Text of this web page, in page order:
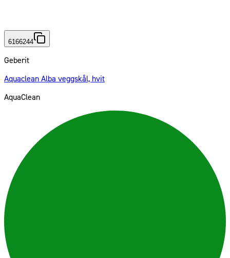
6166244
Geberit
Aquaclean Alba veggskål, hvit
AquaClean